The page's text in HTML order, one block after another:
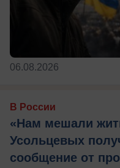
06.08.2026
В России
«Нам мешали
Усольцевых
сообщение от